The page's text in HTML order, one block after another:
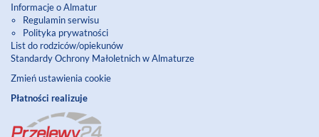
Informacje o Almatur
Regulamin serwisu
Polityka prywatności
List do rodziców/opiekunów
Standardy Ochrony Małoletnich w Almaturze
Zmień ustawienia cookie
Płatności realizuje